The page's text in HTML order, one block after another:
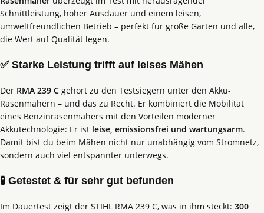
Schnittleistung, hoher Ausdauer und einem leisen,
umweltfreundlichen Betrieb – perfekt für große Gärten und alle,
die Wert auf Qualität legen.
✅ Starke Leistung trifft auf leises Mähen
Der RMA 239 C gehört zu den Testsiegern unter den Akku-
Rasenmähern – und das zu Recht. Er kombiniert die Mobilität
eines Benzinrasenmähers mit den Vorteilen moderner
Akkutechnologie: Er ist leise, emissionsfrei und wartungsarm.
Damit bist du beim Mähen nicht nur unabhängig vom Stromnetz,
sondern auch viel entspannter unterwegs.
🧪 Getestet & für sehr gut befunden
Im Dauertest zeigt der STIHL RMA 239 C, was in ihm steckt: 300